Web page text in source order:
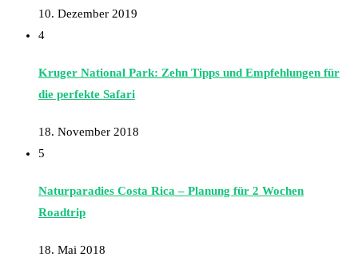
10. Dezember 2019
4
Kruger National Park: Zehn Tipps und Empfehlungen für
die perfekte Safari
18. November 2018
5
Naturparadies Costa Rica – Planung für 2 Wochen
Roadtrip
18. Mai 2018